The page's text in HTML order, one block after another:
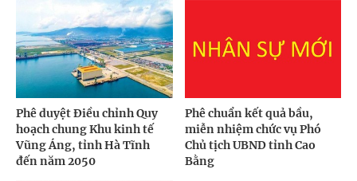
Phê duyệt Điều chỉnh Quy
hoạch chung Khu kinh tế
Vũng Áng, tỉnh Hà Tĩnh
đến năm 2050
Phê chuẩn kết quả bầu,
miễn nhiệm chức vụ Phó
Chủ tịch UBND tỉnh Cao
Bằng